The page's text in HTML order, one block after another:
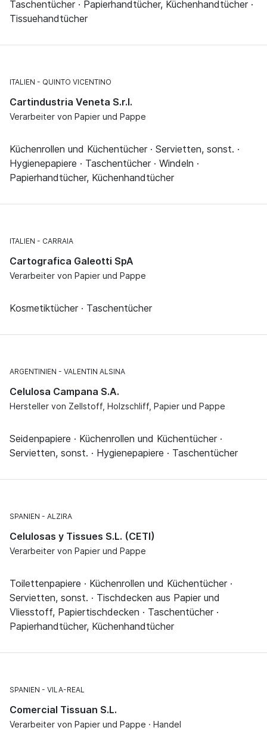
Taschentücher · Papierhandtücher, Küchenhandtücher ·
Tissuehandtücher
ITALIEN QUINTO VICENTINO
Cartindustria Veneta S.r.l.
Verarbeiter von Papier und Pappe
Küchenrollen und Küchentücher · Servietten, sonst. ·
Hygienepapiere · Taschentücher · Windeln ·
Papierhandtücher, Küchenhandtücher
ITALIEN CARRAIA
Cartografica Galeotti SpA
Verarbeiter von Papier und Pappe
Kosmetiktücher · Taschentücher
ARGENTINIEN VALENTIN ALSINA
Celulosa Campana S.A.
Hersteller von Zellstoff, Holzschliff, Papier und Pappe
Seidenpapiere · Küchenrollen und Küchentücher ·
Servietten, sonst. · Hygienepapiere · Taschentücher
SPANIEN ALZIRA
Celulosas y Tissues S.L. (CETI)
Verarbeiter von Papier und Pappe
Toilettenpapiere · Küchenrollen und Küchentücher ·
Servietten, sonst. · Tischdecken aus Papier und
Vliesstoff, Papiertischdecken · Taschentücher ·
Papierhandtücher, Küchenhandtücher
SPANIEN VILA-REAL
Comercial Tissuan S.L.
Verarbeiter von Papier und Pappe · Handel